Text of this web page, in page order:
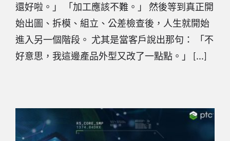
還好啦。」 「加工應該不難。」 然後等到真正開
始出圖、拆模、組立、公差檢查後，人生就開始
進入另一個階段。 尤其是當客戶說出那句： 「不
好意思，我這邊產品外型又改了一點點。」 [...]